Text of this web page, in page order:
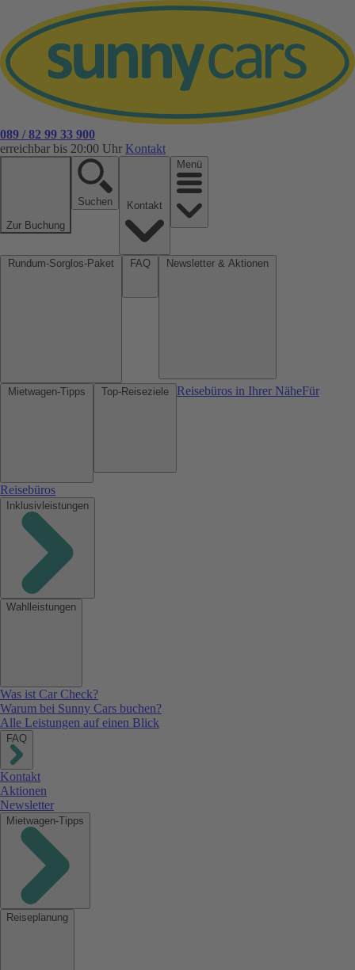
089 / 82 99 33 900
erreichbar bis 20:00 Uhr Kontakt
Zur Buchung
Suchen
Menü
Reisebüros in Ihrer NäheFür
Reisebüros
Inklusivleistungen
Wahlleistungen
Was ist Car Check?
Warum bei Sunny Cars buchen?
Alle Leistungen auf einen Blick
FAQ
Kontakt
Aktionen
Newsletter
Mietwagen-Tipps
Reiseplanung